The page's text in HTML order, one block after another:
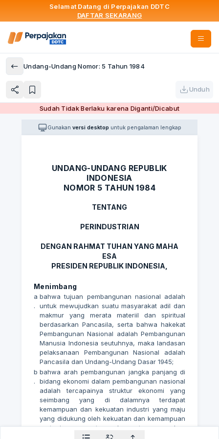
Selamat Datang di Perpajakan DDTC
DAFTAR SEKARANG
Undang-Undang Nomor: 5 Tahun 1984
Unduh
Sudah Tidak Berlaku karena Diganti/Dicabut
Gunakan versi desktop untuk pengalaman lengkap
UNDANG-UNDANG REPUBLIK
INDONESIA
NOMOR 5 TAHUN 1984
TENTANG
PERINDUSTRIAN
DENGAN RAHMAT TUHAN YANG MAHA
ESA
PRESIDEN REPUBLIK INDONESIA,
Menimbang
a
.
bahwa tujuan pembangunan nasional adalah
untuk mewujudkan suatu masyarakat adil dan
makmur yang merata materiil dan spiritual
berdasarkan Pancasila, serta bahwa hakekat
Pembangunan Nasional adalah Pembangunan
Manusia Indonesia seutuhnya, maka landasan
pelaksanaan Pembangunan Nasional adalah
Pancasila dan Undang-Undang Dasar 1945;
b
.
bahwa arah pembangunan jangka panjang di
bidang ekonomi dalam pembangunan nasional
adalah tercapainya struktur ekonomi yang
seimbang yang di dalamnya terdapat
kemampuan dan kekuatan industri yang maju
yang didukung oleh kekuatan dan kemampuan
pertanian yang tangguh, serta merupakan
pangkal tolak bagi bangsa Indonesia untuk